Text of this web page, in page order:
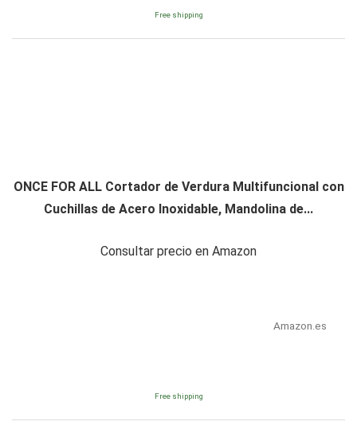
Free shipping
ONCE FOR ALL Cortador de Verdura Multifuncional con
Cuchillas de Acero Inoxidable, Mandolina de...
Consultar precio en Amazon
Amazon.es
Free shipping